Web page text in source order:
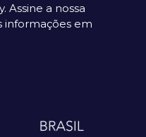
Assine a nossa
informações em